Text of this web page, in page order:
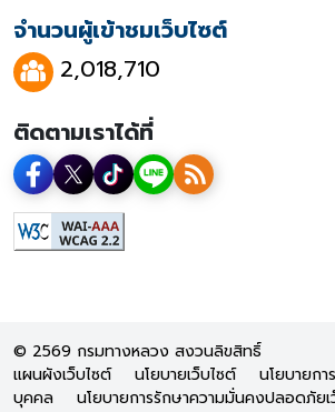
จำนวนผู้เข้าชมเว็บไซต์
2,018,710
ติดตามเราได้ที่
© 2569 กรมทางหลวง สงวนลิขสิทธิ์
แผนผังเว็บไซต์
นโยบายเว็บไซต์
นโยบายก
บุคคล
นโยบายการรักษาความมั่นคงปลอดภัยเ